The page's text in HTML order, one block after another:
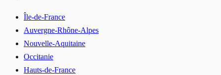
Île-de-France
Auvergne-Rhône-Alpes
Nouvelle-Aquitaine
Occitanie
Hauts-de-France